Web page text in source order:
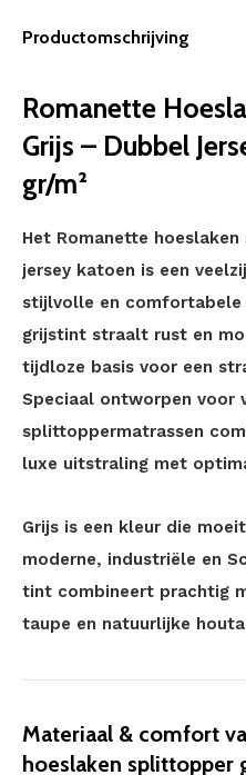
Productomschrijving
Romanette
Grijs – Dubbel
gr/m²
Het Romanette
jersey katoen is een
stijlvolle en comfortabele
grijstint straalt rust en
tijdloze basis voor een
Speciaal ontworpen voor
splittoppermatrassen
luxe uitstraling met
Grijs is een kleur die
moderne, industriële en
tint combineert prachtig
taupe en natuurlijke
Materiaal & comfort
hoeslaken splittopper